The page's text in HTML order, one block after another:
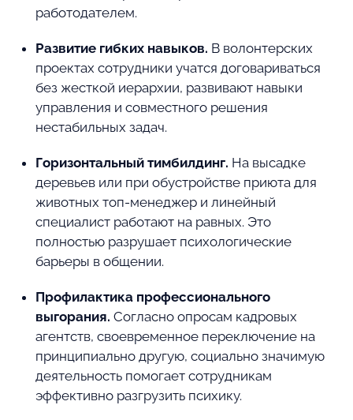
работодателем.
Развитие гибких навыков. В волонтерских
проектах сотрудники учатся договариваться
без жесткой иерархии, развивают навыки
управления и совместного решения
нестабильных задач.
Горизонтальный тимбилдинг. На высадке
деревьев или при обустройстве приюта для
животных топ-менеджер и линейный
специалист работают на равных. Это
полностью разрушает психологические
барьеры в общении.
Профилактика профессионального
выгорания. Согласно опросам кадровых
агентств, своевременное переключение на
принципиально другую, социально значимую
деятельность помогает сотрудникам
эффективно разгрузить психику.